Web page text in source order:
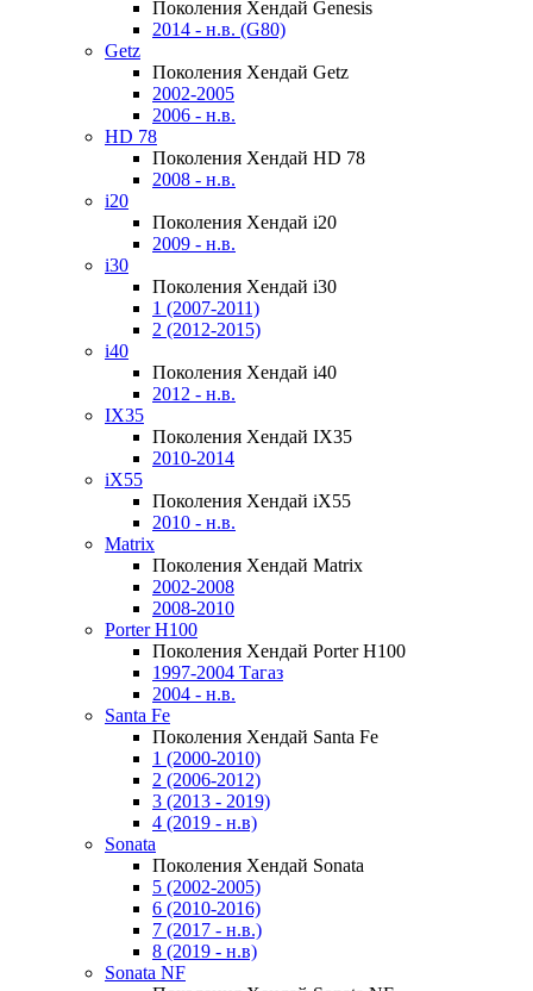
Поколения Хендай Genesis
2014 - н.в. (G80)
Getz
Поколения Хендай Getz
2002-2005
2006 - н.в.
HD 78
Поколения Хендай HD 78
2008 - н.в.
i20
Поколения Хендай i20
2009 - н.в.
i30
Поколения Хендай i30
1 (2007-2011)
2 (2012-2015)
i40
Поколения Хендай i40
2012 - н.в.
IX35
Поколения Хендай IX35
2010-2014
iX55
Поколения Хендай iX55
2010 - н.в.
Matrix
Поколения Хендай Matrix
2002-2008
2008-2010
Porter H100
Поколения Хендай Porter H100
1997-2004 Тагаз
2004 - н.в.
Santa Fe
Поколения Хендай Santa Fe
1 (2000-2010)
2 (2006-2012)
3 (2013 - 2019)
4 (2019 - н.в)
Sonata
Поколения Хендай Sonata
5 (2002-2005)
6 (2010-2016)
7 (2017 - н.в.)
8 (2019 - н.в)
Sonata NF